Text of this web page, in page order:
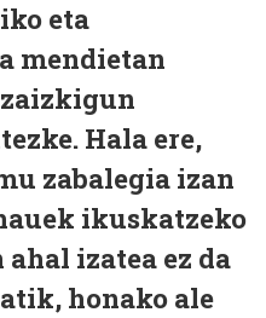
eta
mendietan
Hala ere,
zabalegia izan
ikuskatzeko
izatea ez da
honako ale